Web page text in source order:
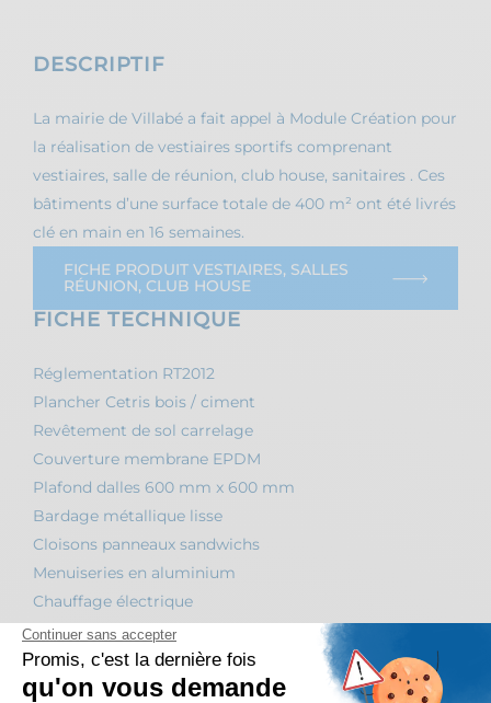
DESCRIPTIF
La mairie de Villabé a fait appel à Module Création pour
la réalisation de vestiaires sportifs comprenant
vestiaires, salle de réunion, club house, sanitaires . Ces
bâtiments d’une surface totale de 400 m² ont été livrés
clé en main en 16 semaines.
FICHE PRODUIT VESTIAIRES, SALLES
RÉUNION, CLUB HOUSE
FICHE TECHNIQUE
Réglementation RT2012
Plancher Cetris bois / ciment
Revêtement de sol carrelage
Couverture membrane EPDM
Plafond dalles 600 mm x 600 mm
Bardage métallique lisse
Cloisons panneaux sandwichs
Menuiseries en aluminium
Chauffage électrique
Ventilation simple flux